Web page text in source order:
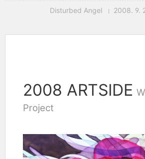
Disturbed Angel 2008. 9.
2008 ARTSIDE
Project